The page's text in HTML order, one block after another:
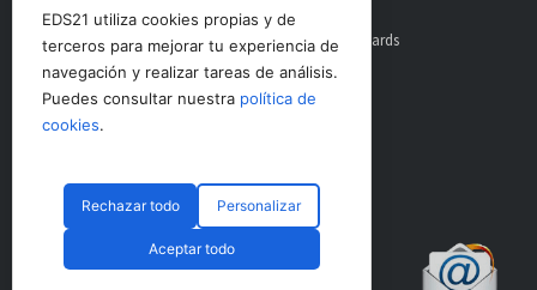
Material
World Padel Awards
Contacto
Publicidad
© CopyRight 2024 PadelSpain
EDS21 utiliza cookies propias y de
terceros para mejorar tu experiencia de
navegación y realizar tareas de análisis.
Puedes consultar nuestra política de
cookies.
Rechazar todo Personalizar
Aceptar todo